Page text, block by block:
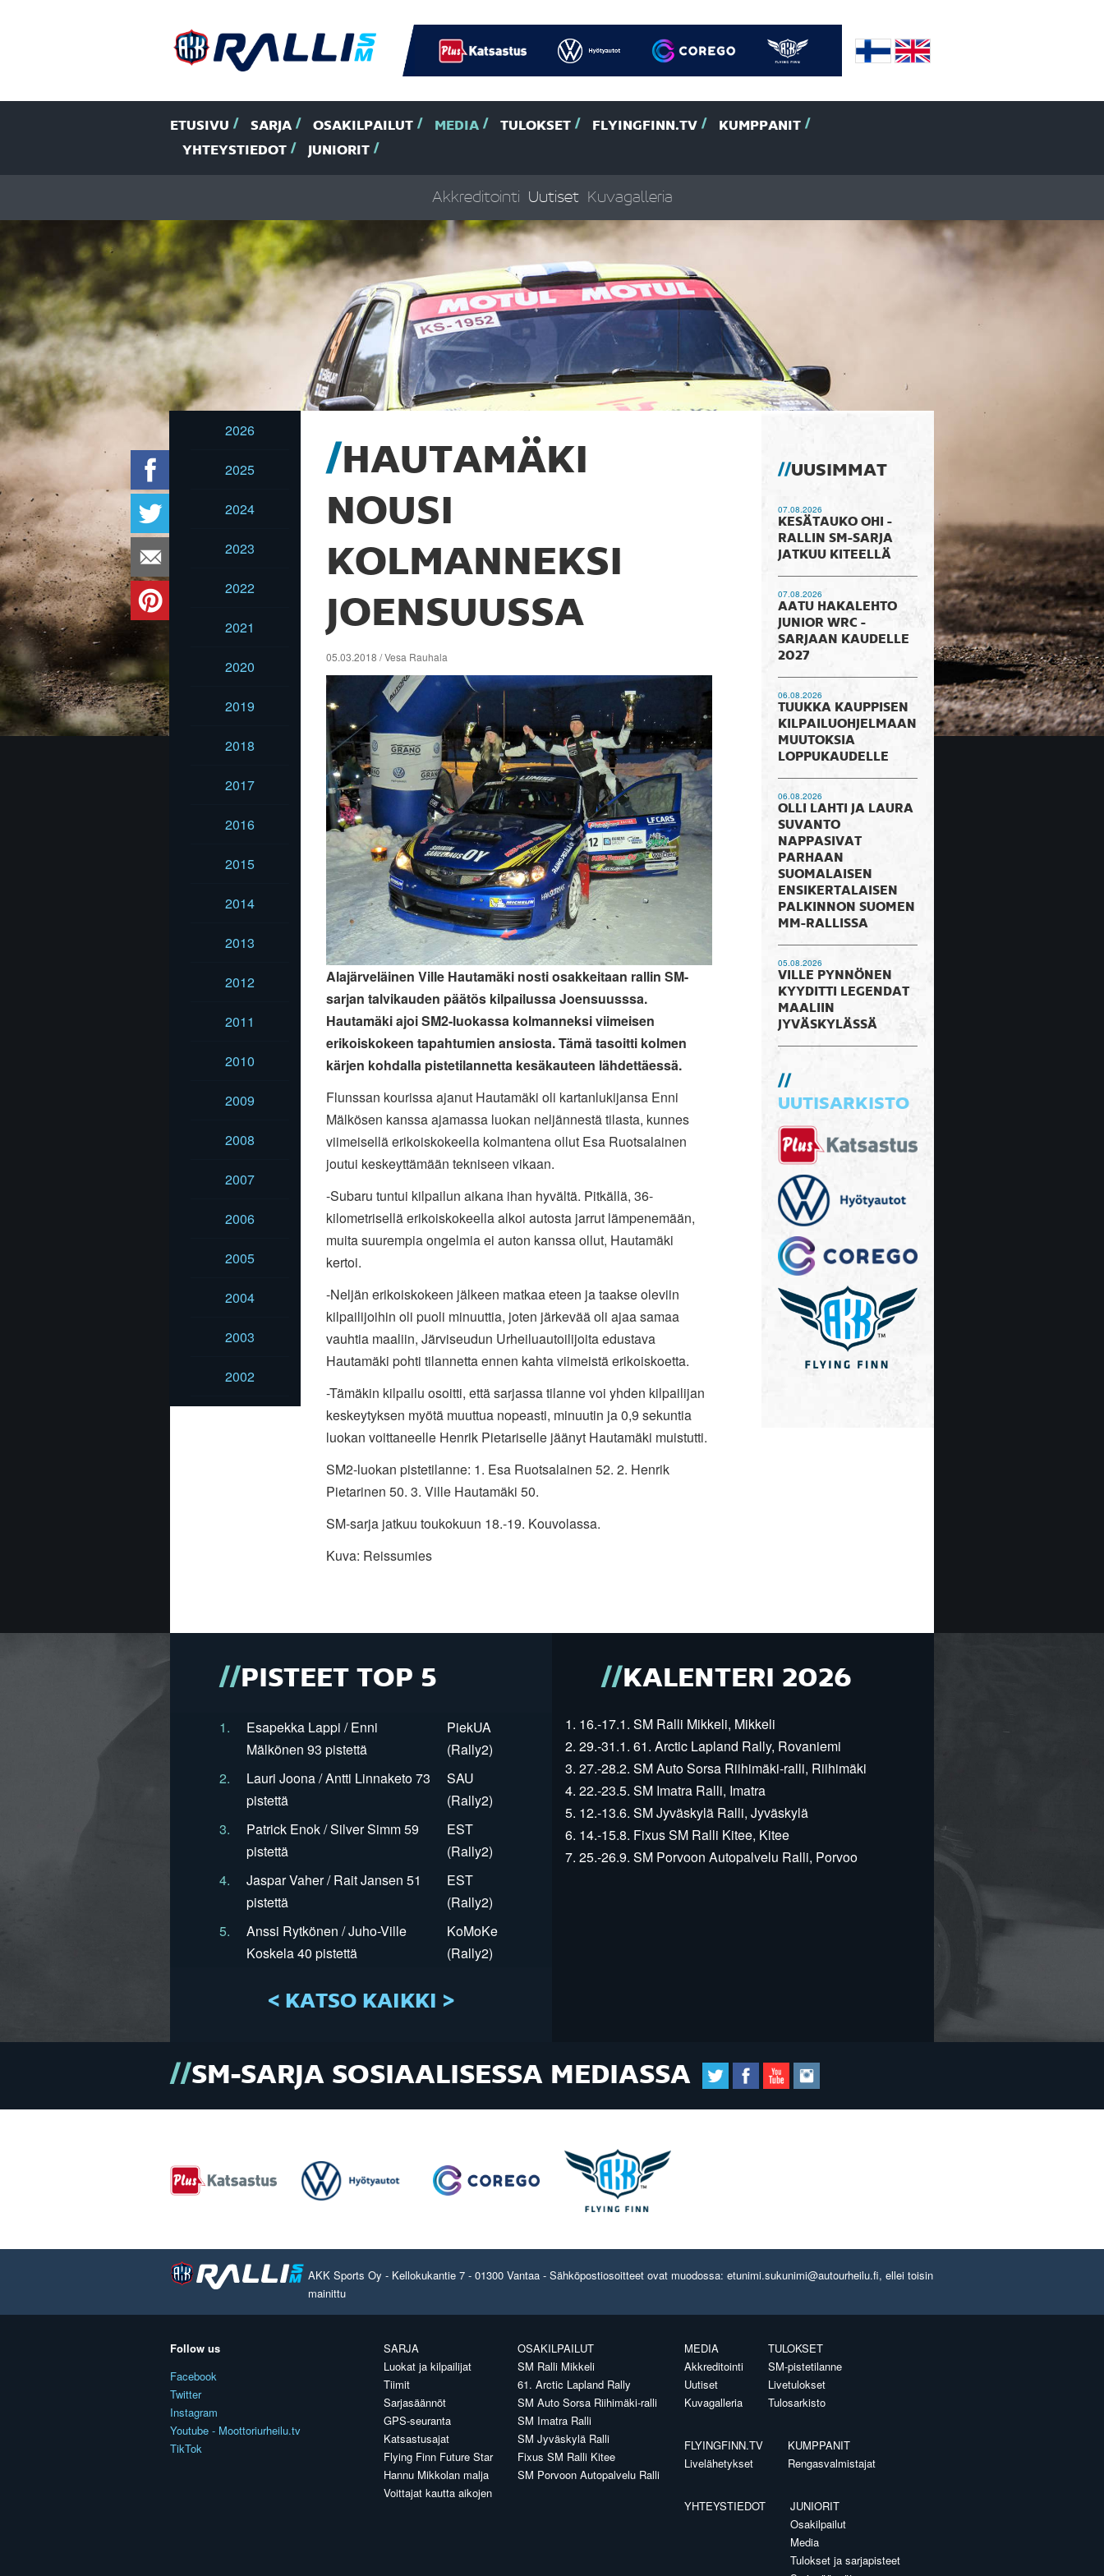
ETUSIVU SARJA OSAKILPAILUT MEDIA TULOKSET FLYINGFINN.TV
KUMPPANIT
YHTEYSTIEDOT
JUNIORIT
Akkreditointi Uutiset Kuvagalleria
2026
2025
2024
2023
2022
2021
2020
2019
2018
2017
2016
2015
2014
2013
2012
2011
2010
2009
2008
2007
2006
2005
2004
2003
2002
HAUTAMÄKI
NOUSI
KOLMANNEKSI
JOENSUUSSA
05.03.2018 / Vesa Rauhala
Alajärveläinen Ville Hautamäki nosti osakkeitaan rallin SM-
sarjan talvikauden päätös kilpailussa Joensuusssa.
Hautamäki ajoi SM2-luokassa kolmanneksi viimeisen
erikoiskokeen tapahtumien ansiosta. Tämä tasoitti kolmen
kärjen kohdalla pistetilannetta kesäkauteen lähdettäessä.
Flunssan kourissa ajanut Hautamäki oli kartanlukijansa Enni
Mälkösen kanssa ajamassa luokan neljännestä tilasta, kunnes
viimeisellä erikoiskokeella kolmantena ollut Esa Ruotsalainen
joutui keskeyttämään tekniseen vikaan.
-Subaru tuntui kilpailun aikana ihan hyvältä. Pitkällä, 36-
kilometrisellä erikoiskokeella alkoi autosta jarrut lämpenemään,
muita suurempia ongelmia ei auton kanssa ollut, Hautamäki
kertoi.
-Neljän erikoiskokeen jälkeen matkaa eteen ja taakse oleviin
kilpailijoihin oli puoli minuuttia, joten järkevää oli ajaa samaa
vauhtia maaliin, Järviseudun Urheiluautoilijoita edustava
Hautamäki pohti tilannetta ennen kahta viimeistä erikoiskoetta.
-Tämäkin kilpailu osoitti, että sarjassa tilanne voi yhden kilpailijan
keskeytyksen myötä muuttua nopeasti, minuutin ja 0,9 sekuntia
luokan voittaneelle Henrik Pietariselle jäänyt Hautamäki muistutti.
SM2-luokan pistetilanne: 1. Esa Ruotsalainen 52. 2. Henrik
Pietarinen 50. 3. Ville Hautamäki 50.
SM-sarja jatkuu toukokuun 18.-19. Kouvolassa.
Kuva: Reissumies
UUSIMMAT
07.08.2026
KESÄTAUKO OHI -
RALLIN SM-SARJA
JATKUU KITEELLÄ
07.08.2026
AATU HAKALEHTO
JUNIOR WRC -
SARJAAN KAUDELLE
2027
06.08.2026
TUUKKA KAUPPISEN
KILPAILUOHJELMAAN
MUUTOKSIA
LOPPUKAUDELLE
06.08.2026
OLLI LAHTI JA LAURA
SUVANTO
NAPPASIVAT
PARHAAN
SUOMALAISEN
ENSIKERTALAISEN
PALKINNON SUOMEN
MM-RALLISSA
05.08.2026
VILLE PYNNÖNEN
KYYDITTI LEGENDAT
MAALIIN
JYVÄSKYLÄSSÄ
UUTISARKISTO
PISTEET TOP 5
1.
Esapekka Lappi / Enni
Mälkönen 93 pistettä
PiekUA
(Rally2)
2.
Lauri Joona / Antti Linnaketo 73
pistettä
SAU
(Rally2)
3.
Patrick Enok / Silver Simm 59
pistettä
EST
(Rally2)
4.
Jaspar Vaher / Rait Jansen 51
pistettä
EST
(Rally2)
5.
Anssi Rytkönen / Juho-Ville
Koskela 40 pistettä
KoMoKe
(Rally2)
< KATSO KAIKKI >
KALENTERI 2026
1. 16.-17.1. SM Ralli Mikkeli, Mikkeli
2. 29.-31.1. 61. Arctic Lapland Rally, Rovaniemi
3. 27.-28.2. SM Auto Sorsa Riihimäki-ralli, Riihimäki
4. 22.-23.5. SM Imatra Ralli, Imatra
5. 12.-13.6. SM Jyväskylä Ralli, Jyväskylä
6. 14.-15.8. Fixus SM Ralli Kitee, Kitee
7. 25.-26.9. SM Porvoon Autopalvelu Ralli, Porvoo
SM-SARJA SOSIAALISESSA MEDIASSA
AKK Sports Oy - Kellokukantie 7 - 01300 Vantaa - Sähköpostiosoitteet ovat muodossa: etunimi.sukunimi@autourheilu.fi, ellei toisin
mainittu
Follow us
Facebook
Twitter
Instagram
Youtube - Moottoriurheilu.tv
TikTok
SARJA
Luokat ja kilpailijat
Tiimit
Sarjasäännöt
GPS-seuranta
Katsastusajat
Flying Finn Future Star
Hannu Mikkolan malja
Voittajat kautta aikojen
OSAKILPAILUT
SM Ralli Mikkeli
61. Arctic Lapland Rally
SM Auto Sorsa Riihimäki-ralli
SM Imatra Ralli
SM Jyväskylä Ralli
Fixus SM Ralli Kitee
SM Porvoon Autopalvelu Ralli
MEDIA
Akkreditointi
Uutiset
Kuvagalleria
TULOKSET
SM-pistetilanne
Livetulokset
Tulosarkisto
FLYINGFINN.TV
Livelähetykset
KUMPPANIT
Rengasvalmistajat
YHTEYSTIEDOT
JUNIORIT
Osakilpailut
Media
Tulokset ja sarjapisteet